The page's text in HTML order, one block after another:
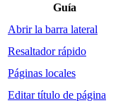
Guía
Abrir la barra lateral
Resaltador rápido
Páginas locales
Editar título de página